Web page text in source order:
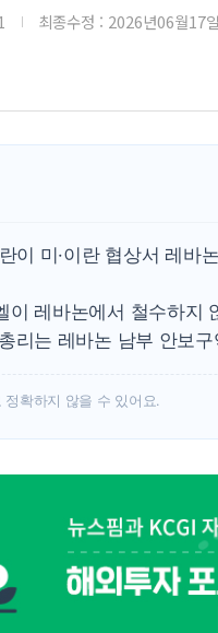
최종수정 : 2026년06월17
이 미·이란 협상서 레바
이 레바논에서 철수하지
리는 레바논 남부 안보
확하지 않을 수 있어요.